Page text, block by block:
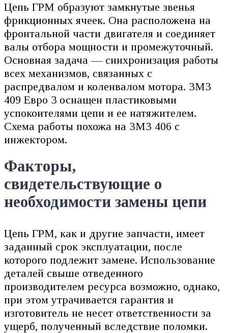
Цепь ГРМ образуют замкнутые звенья
фрикционных ячеек. Она расположена на
фронтальной части двигателя и соединяет
валы отбора мощности и промежуточный.
Основная задача — синхронизация работы
всех механизмов, связанных с
распредвалом и коленвалом мотора. ЗМЗ
409 Евро 3 оснащен пластиковыми
успокоителями цепи и ее натяжителем.
Схема работы похожа на ЗМЗ 406 с
инжектором.
Факторы,
свидетельствующие о
необходимости замены цепи
Цепь ГРМ, как и другие запчасти, имеет
заданный срок эксплуатации, после
которого подлежит замене. Использование
деталей свыше отведенного
производителем ресурса возможно, однако,
при этом утрачивается гарантия и
изготовитель не несет ответственности за
ущерб, полученный вследствие поломки.